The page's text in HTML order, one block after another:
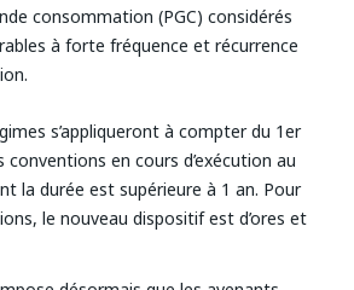
consommation (PGC) considérés
à forte fréquence et récurrence
s’appliqueront à compter du 1er
conventions en cours d’exécution au
la durée est supérieure à 1 an. Pour
le nouveau dispositif est d’ores et